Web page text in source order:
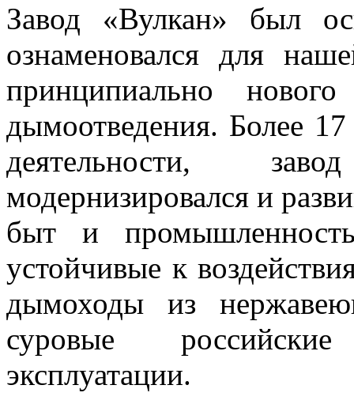
Завод «Вулкан» был
ознаменовался для
принципиально
дымоотведения. Более
деятельности,
модернизировался и
быт и промышленность
устойчивые к
дымоходы из
суровые
эксплуатации.